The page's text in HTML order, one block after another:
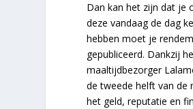
Dan kan het zijn dat je
deze vandaag de dag
hebben moet je
gepubliceerd. Dankzij
maaltijdbezorger
de tweede helft van de
het geld, reputatie en